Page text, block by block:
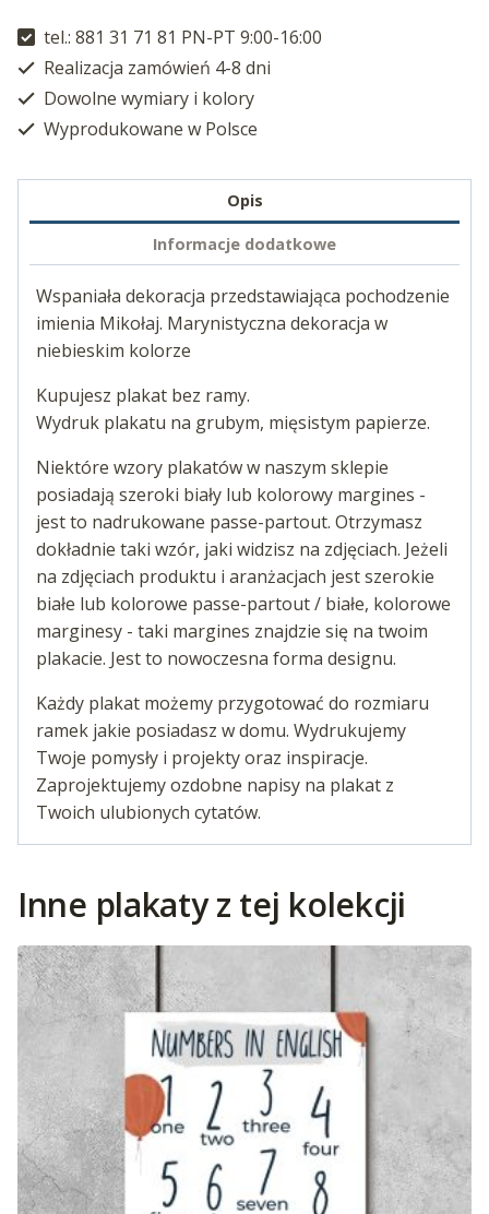
tel.: 881 31 71 81 PN-PT 9:00-16:00
Realizacja zamówień 4-8 dni
Dowolne wymiary i kolory
Wyprodukowane w Polsce
Opis
Informacje dodatkowe
Wspaniała dekoracja przedstawiająca pochodzenie
imienia Mikołaj. Marynistyczna dekoracja w
niebieskim kolorze
Kupujesz plakat bez ramy.
Wydruk plakatu na grubym, mięsistym papierze.
Niektóre wzory plakatów w naszym sklepie
posiadają szeroki biały lub kolorowy margines -
jest to nadrukowane passe-partout. Otrzymasz
dokładnie taki wzór, jaki widzisz na zdjęciach. Jeżeli
na zdjęciach produktu i aranżacjach jest szerokie
białe lub kolorowe passe-partout / białe, kolorowe
marginesy - taki margines znajdzie się na twoim
plakacie. Jest to nowoczesna forma designu.
Każdy plakat możemy przygotować do rozmiaru
ramek jakie posiadasz w domu. Wydrukujemy
Twoje pomysły i projekty oraz inspiracje.
Zaprojektujemy ozdobne napisy na plakat z
Twoich ulubionych cytatów.
Inne plakaty z tej kolekcji